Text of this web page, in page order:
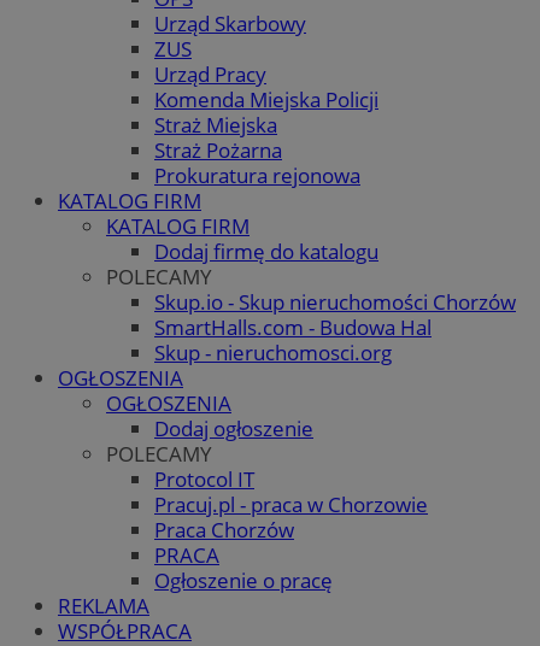
Urząd Skarbowy
ZUS
Urząd Pracy
Komenda Miejska Policji
Straż Miejska
Straż Pożarna
Prokuratura rejonowa
KATALOG FIRM
KATALOG FIRM
Dodaj firmę do katalogu
POLECAMY
Skup.io - Skup nieruchomości Chorzów
SmartHalls.com - Budowa Hal
Skup - nieruchomosci.org
OGŁOSZENIA
OGŁOSZENIA
Dodaj ogłoszenie
POLECAMY
Protocol IT
Pracuj.pl - praca w Chorzowie
Praca Chorzów
PRACA
Ogłoszenie o pracę
REKLAMA
WSPÓŁPRACA